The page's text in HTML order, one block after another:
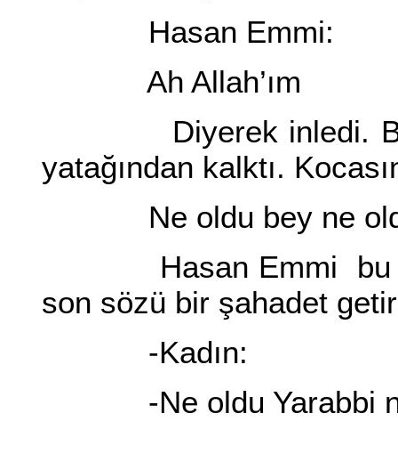
Hasan Emmi:
Ah Allah’ım
Diyerek inledi. Bu
yatağından kalktı.
Ne oldu bey ne
Hasan Emmi bu
son sözü bir şahadet
-Kadın:
-Ne oldu Yarabbi ne